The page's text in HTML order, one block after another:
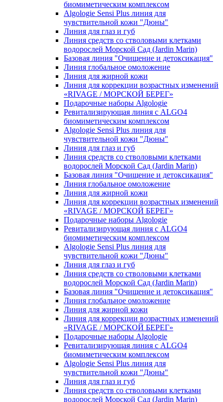
биомиметическим комплексом
Algologie Sensi Plus линия для
чувcтвительной кожи "Дюны"
Линия для глаз и губ
Линия средств со стволовыми клетками
водорослей Морской Сад (Jardin Marin)
Базовая линия "Очищение и детоксикация"
Линия глобальное омоложение
Линия для жирной кожи
Линия для коррекции возрастных изменений
«RIVAGE / МОРСКОЙ БЕРЕГ»
Подарочные наборы Algologie
Ревитализирующая линия с ALGO4
биомиметическим комплексом
Algologie Sensi Plus линия для
чувcтвительной кожи "Дюны"
Линия для глаз и губ
Линия средств со стволовыми клетками
водорослей Морской Сад (Jardin Marin)
Базовая линия "Очищение и детоксикация"
Линия глобальное омоложение
Линия для жирной кожи
Линия для коррекции возрастных изменений
«RIVAGE / МОРСКОЙ БЕРЕГ»
Подарочные наборы Algologie
Ревитализирующая линия с ALGO4
биомиметическим комплексом
Algologie Sensi Plus линия для
чувcтвительной кожи "Дюны"
Линия для глаз и губ
Линия средств со стволовыми клетками
водорослей Морской Сад (Jardin Marin)
Базовая линия "Очищение и детоксикация"
Линия глобальное омоложение
Линия для жирной кожи
Линия для коррекции возрастных изменений
«RIVAGE / МОРСКОЙ БЕРЕГ»
Подарочные наборы Algologie
Ревитализирующая линия с ALGO4
биомиметическим комплексом
Algologie Sensi Plus линия для
чувcтвительной кожи "Дюны"
Линия для глаз и губ
Линия средств со стволовыми клетками
водорослей Морской Сад (Jardin Marin)